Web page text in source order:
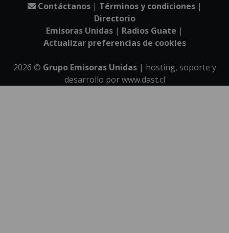
Contáctanos| Términos y condiciones|
Directorio
Emisoras Unidas | Radios Guate |
Actualizar preferencias de cookies
2026 © Grupo Emisoras Unidas| hosting, soporte y
desarrollo porwww.dast.cl